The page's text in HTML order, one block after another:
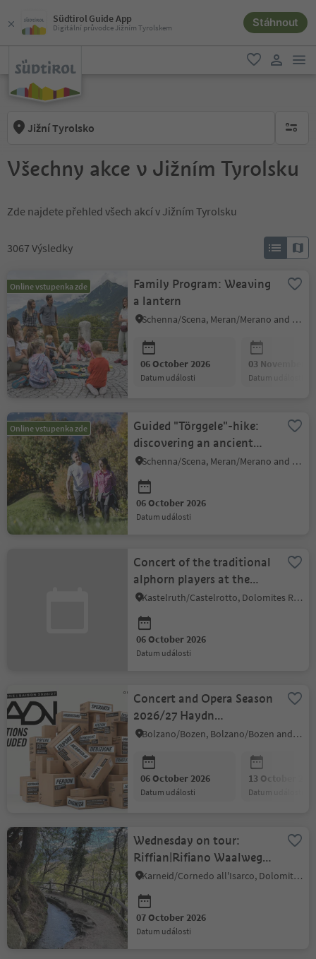
Südtirol Guide App
Digitální průvodce Jižním Tyrolskem Stáhnout
oblíbené
Jižní Tyrolsko brak
Všechny akce v Jižním Tyrolsku
Zde najdete přehled všech akcí v Jižním Tyrolsku
3067 Výsledky
Online vstupenka zde
Family Program: Weaving
a lantern
Schenna/Scena, Meran/Merano and environs
06 October 2026
datum události
03 November
datum události
Online vstupenka zde
Guided "Törggele"-hike:
discovering an ancient
South Tyrolean tradition
Schenna/Scena, Meran/Merano and environs
06 October 2026
datum události
Concert of the traditional
alphorn players at the
Tschötsch hut
Kastelruth/Castelrotto, Dolomites Region Seiser Alm
06 October 2026
datum události
Concert and Opera Season
2026/27 Haydn
Foundation –
Bolzano/Bozen, Bolzano/Bozen and environs
06 October 2026
datum události
13 October
datum události
Wednesday on tour:
Riffian|Rifiano Waalweg
path
Karneid/Cornedo all'Isarco, Dolomites Region Eggental
07 October 2026
datum události